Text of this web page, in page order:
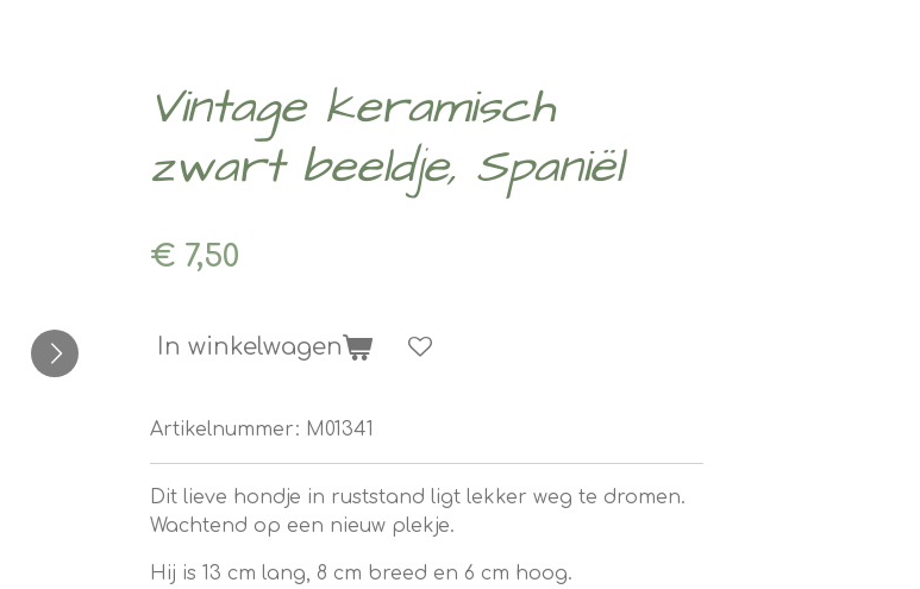
Vintage keramisch
zwart beeldje, Spaniël
€ 7,50
In winkelwagen
Artikelnummer: M01341
Dit lieve hondje in ruststand ligt lekker weg te dromen.
Wachtend op een nieuw plekje.
Hij is 13 cm lang, 8 cm breed en 6 cm hoog.